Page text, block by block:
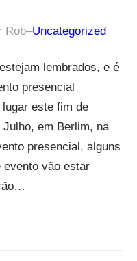
Rob–Uncategorized
lembrados, e é
presencial
este fim de
em Berlim, na
presencial, alguns
evento vão estar